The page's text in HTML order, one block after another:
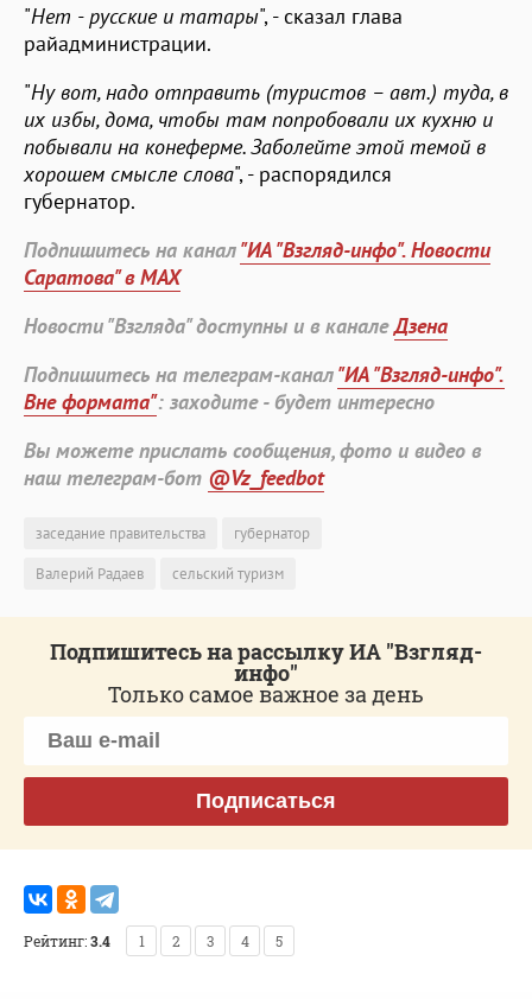
"Нет - русские и татары", - сказал глава
райадминистрации.
"Ну вот, надо отправить (туристов – авт.) туда, в
их избы, дома, чтобы там попробовали их кухню и
побывали на конеферме. Заболейте этой темой в
хорошем смысле слова", - распорядился
губернатор.
Подпишитесь на канал"ИА "Взгляд-инфо". Новости
Саратова" в MAX
Новости "Взгляда" доступны и в каналеДзена
Подпишитесь на телеграм-канал"ИА "Взгляд-инфо".
Вне формата": заходите - будет интересно
Вы можете прислать сообщения, фото и видео в
наш телеграм-бот @Vz_feedbot
заседание правительства
губернатор
Валерий Радаев
сельский туризм
Подпишитесь на рассылку ИА "Взгляд-
инфо"
Только самое важное за день
Подписаться
Рейтинг:3.4 1 2 3 4 5